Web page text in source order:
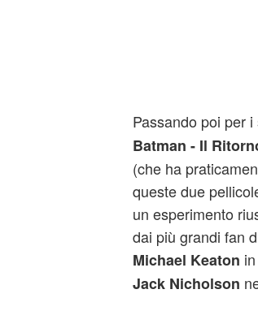
Passando poi per
Batman - Il
(che ha
queste due
un esperimento
dai più grandi fan
Michael Keaton
Jack Nicholson